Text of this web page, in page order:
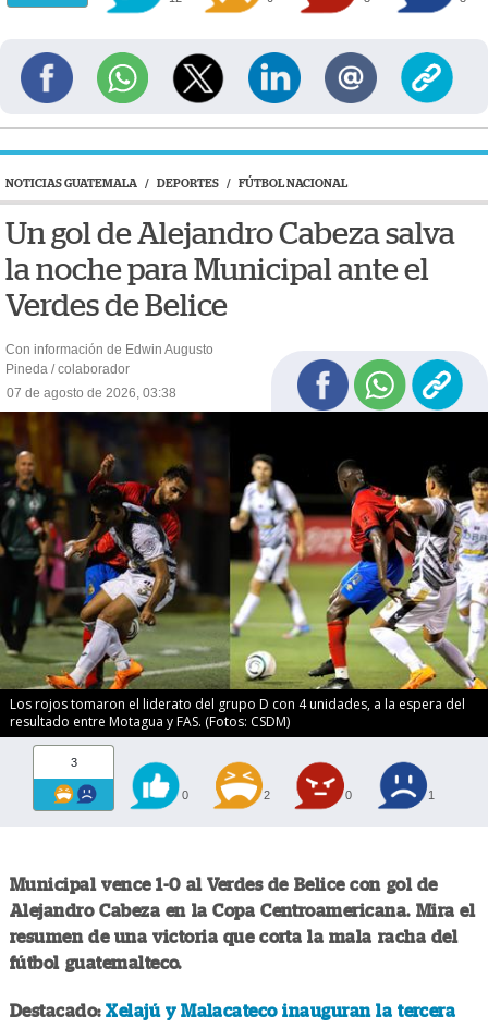
NOTICIAS GUATEMALA / DEPORTES / FÚTBOL NACIONAL
Un gol de Alejandro Cabeza salva
la noche para Municipal ante el
Verdes de Belice
Con información de Edwin Augusto
Pineda / colaborador
07 de agosto de 2026, 03:38
Los rojos tomaron el liderato del grupo D con 4 unidades, a la espera del
resultado entre Motagua y FAS. (Fotos: CSDM)
3
0 2 0 1
Municipal vence 1-0 al Verdes de Belice con gol de
Alejandro Cabeza en la Copa Centroamericana. Mira el
resumen de una victoria que corta la mala racha del
fútbol guatemalteco.
Destacado:Xelajú y Malacateco inauguran la tercera